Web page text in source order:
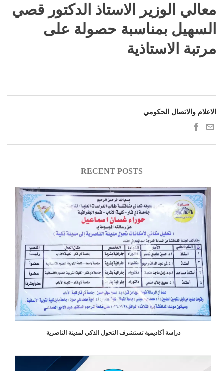
معالي الوزير الاستاذ الدكتور قصي
السهيل بمناسبة حصولة على
مرتبة الاستاذية
الاعلام والاتصال الحكومي
RECENT POSTS
دراسة أكاديمية تستشرف التحول الذكي لمدينة الناصرية